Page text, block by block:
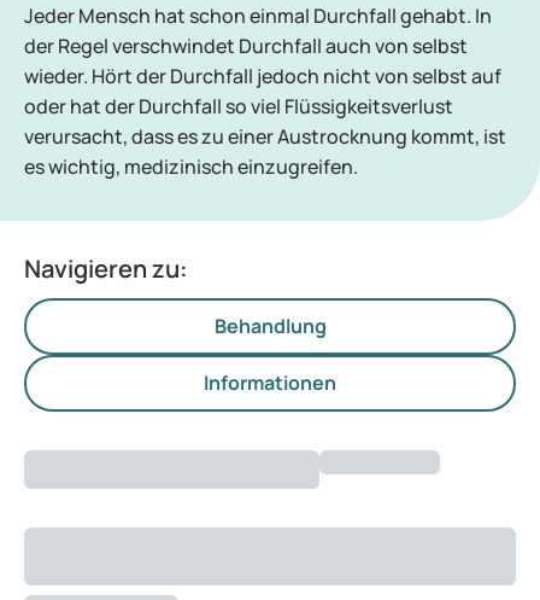
Jeder Mensch hat schon einmal Durchfall gehabt. In
der Regel verschwindet Durchfall auch von selbst
wieder. Hört der Durchfall jedoch nicht von selbst auf
oder hat der Durchfall so viel Flüssigkeitsverlust
verursacht, dass es zu einer Austrocknung kommt, ist
es wichtig, medizinisch einzugreifen.
Navigieren zu:
Behandlung
Informationen